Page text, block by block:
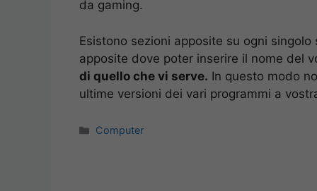
da gaming.
Esistono sezioni apposite su ogni
apposite dove poter inserire il nome del
di quello che vi serve. In questo modo
ultime versioni dei vari programmi a
Categorie
Computer